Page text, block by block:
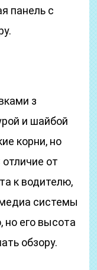
панель с
з
и шайбой
корни, но
от
к водителю,
системы
но его высота
обзору.